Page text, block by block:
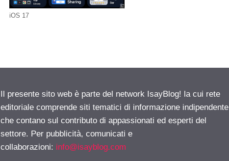
iOS 17
Il presente sito web è parte del network IsayBlog! la cui rete
editoriale comprende siti tematici di informazione indipendente
che contano sul contributo di appassionati ed esperti del
settore. Per pubblicità, comunicati e
collaborazioni: info@isayblog.com